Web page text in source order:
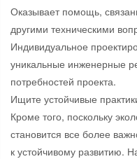
Оказывает помощь,
другими техническими
Индивидуальное
уникальные инженерные
потребностей проекта.
Ищите устойчивые
Кроме того, поскольку
становится все более
к устойчивому развитию.